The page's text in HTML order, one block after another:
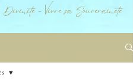
- Vivre sa Souveraineté